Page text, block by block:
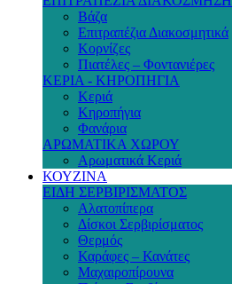
Βάζα
Επιτραπέζια Διακοσμητικά
Κορνίζες
Πιατέλες – Φοντανιέρες
ΚΕΡΙΑ - ΚΗΡΟΠΗΓΙΑ
Κεριά
Κηροπήγια
Φανάρια
ΑΡΩΜΑΤΙΚΑ ΧΩΡΟΥ
Αρωματικά Κεριά
ΚΟΥΖΙΝΑ
ΕΙΔΗ ΣΕΡΒΙΡΙΣΜΑΤΟΣ
Αλατοπίπερα
Δίσκοι Σερβιρίσματος
Θερμός
Καράφες – Κανάτες
Μαχαιροπίρουνα